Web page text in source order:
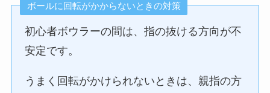
ボールに回転がかからないときの対策
初心者ボウラーの間は、指の抜ける方向が不
安定です。
うまく回転がかけられないときは、親指の方